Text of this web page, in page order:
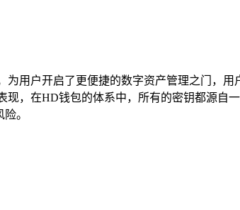
用户开启了更便捷的数字资产管理之门，用
，在HD钱包的体系中，所有的密钥都源自
。